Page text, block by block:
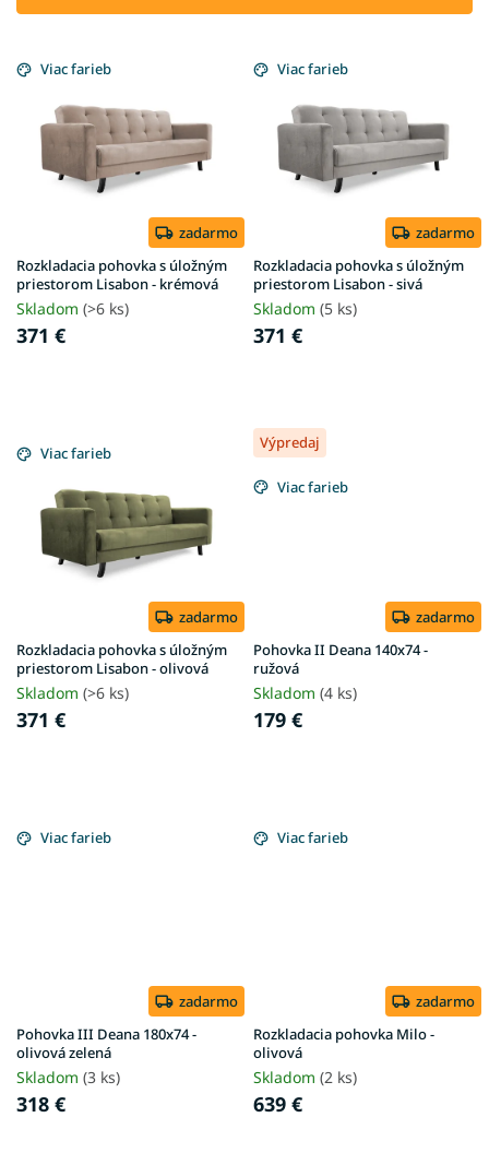
d
ý
u
k
t
o
Viac farieb
zadarmo
Rozkladacia pohovka s úložným
priestorom Lisabon - krémová
Skladom (>6 ks)
371 €
Viac farieb
zadarmo
Rozkladacia pohovka s úložným
priestorom Lisabon - sivá
Skladom (5 ks)
371 €
Viac farieb
zadarmo
Rozkladacia pohovka s úložným
priestorom Lisabon - olivová
Skladom (>6 ks)
371 €
Výpredaj
Viac farieb
zadarmo
Pohovka II Deana 140x74 -
ružová
Skladom (4 ks)
179 €
Viac farieb
zadarmo
Pohovka III Deana 180x74 -
olivová zelená
Skladom (3 ks)
318 €
Viac farieb
zadarmo
Rozkladacia pohovka Milo -
olivová
Skladom (2 ks)
639 €